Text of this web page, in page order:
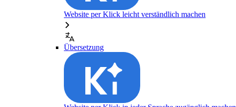
Website per Klick leicht verständlich machen
Übersetzung